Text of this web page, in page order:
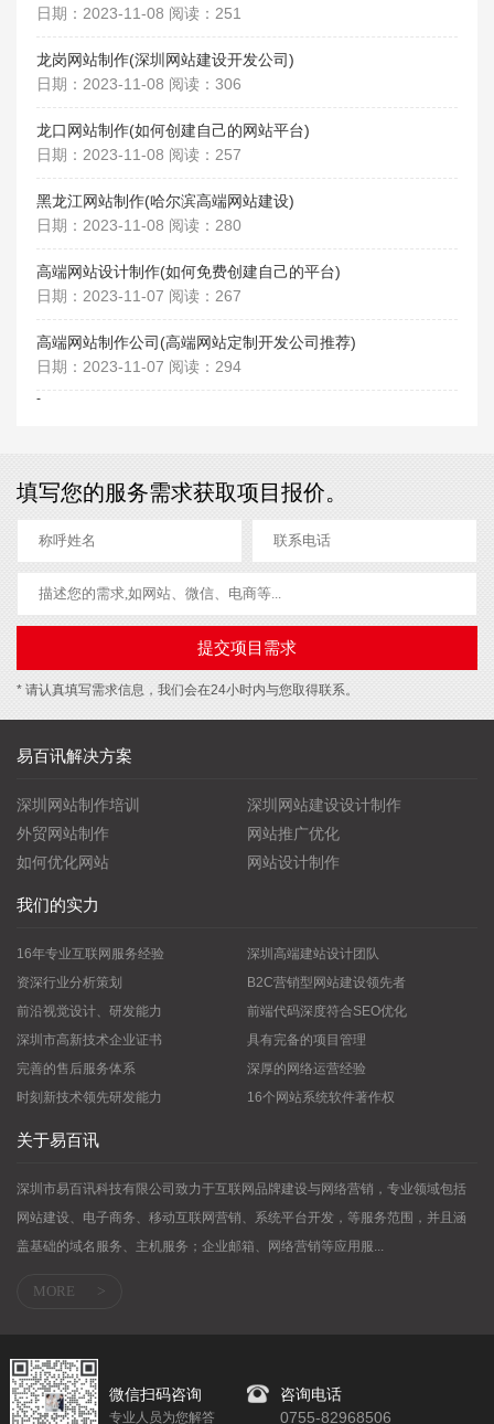
日期：2023-11-08 阅读：251
龙岗网站制作(深圳网站建设开发公司)
日期：2023-11-08 阅读：306
龙口网站制作(如何创建自己的网站平台)
日期：2023-11-08 阅读：257
黑龙江网站制作(哈尔滨高端网站建设)
日期：2023-11-08 阅读：280
高端网站设计制作(如何免费创建自己的平台)
日期：2023-11-07 阅读：267
高端网站制作公司(高端网站定制开发公司推荐)
日期：2023-11-07 阅读：294
-
填写您的服务需求获取项目报价。
* 请认真填写需求信息，我们会在24小时内与您取得联系。
易百讯解决方案
深圳网站制作培训
深圳网站建设设计制作
外贸网站制作
网站推广优化
如何优化网站
网站设计制作
我们的实力
16年专业互联网服务经验
深圳高端建站设计团队
资深行业分析策划
B2C营销型网站建设领先者
前沿视觉设计、研发能力
前端代码深度符合SEO优化
深圳市高新技术企业证书
具有完备的项目管理
完善的售后服务体系
深厚的网络运营经验
时刻新技术领先研发能力
16个网站系统软件著作权
关于易百讯
深圳市易百讯科技有限公司致力于互联网品牌建设与网络营销，专业领域包括
网站建设、电子商务、移动互联网营销、系统平台开发，等服务范围，并且涵
盖基础的域名服务、主机服务；企业邮箱、网络营销等应用服...
MORE >
微信扫码咨询
专业人员为您解答
咨询电话
0755-82968506